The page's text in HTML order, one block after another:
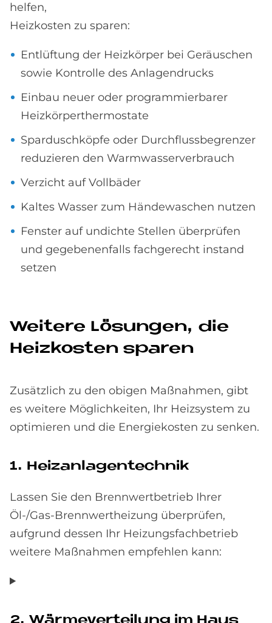
helfen,
Heizkosten zu sparen:
Entlüftung der Heizkörper bei Geräuschen
sowie Kontrolle des Anlagendrucks
Einbau neuer oder programmierbarer
Heizkörperthermostate
Sparduschköpfe oder Durchflussbegrenzer
reduzieren den Warmwasserverbrauch
Verzicht auf Vollbäder
Kaltes Wasser zum Händewaschen nutzen
Fenster auf undichte Stellen überprüfen
und gegebenenfalls fachgerecht instand
setzen
Wei­te­re Lö­sun­gen, die
Heiz­ko­sten spa­ren
Zusätzlich zu den obigen Maßnahmen, gibt
es weitere Möglichkeiten, Ihr Heizsystem zu
optimieren und die Energiekosten zu senken.
1. Heiz­an­la­gen­tech­nik
Lassen Sie den Brennwertbetrieb Ihrer
Öl-/Gas-Brennwertheizung überprüfen,
aufgrund dessen Ihr Heizungsfachbetrieb
weitere Maßnahmen empfehlen kann:
2. Wär­me­ver­tei­lung im Haus